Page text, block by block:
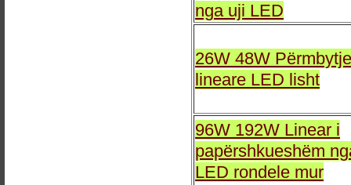
nga uji LED
26W 48W Përmbytje
lineare LED lisht
96W 192W Linear i
papërshkueshëm
LED rondele mur